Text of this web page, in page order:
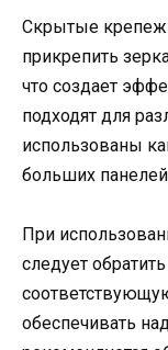
Скрытые
прикрепить
что создает
подходят для
использованы
больших
При
следует
обеспечивать